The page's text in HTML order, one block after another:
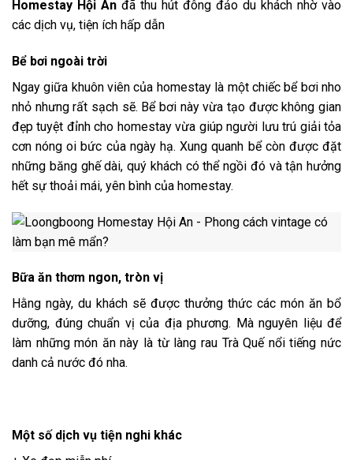
Homestay Hội An đã thu hút đông đảo du khách nhờ vào
các dịch vụ, tiện ích hấp dẫn
Bể bơi ngoài trời
Ngay giữa khuôn viên của homestay là một chiếc bể bơi nho
nhỏ nhưng rất sạch sẽ. Bể bơi này vừa tạo được không gian
đẹp tuyệt đỉnh cho homestay vừa giúp người lưu trú giải tỏa
cơn nóng oi bức của ngày hạ. Xung quanh bể còn được đặt
những băng ghế dài, quý khách có thể ngồi đó và tận hưởng
hết sự thoải mái, yên bình của homestay.
Bữa ăn thơm ngon, tròn vị
Hằng ngày, du khách sẽ được thưởng thức các món ăn bổ
dưỡng, đúng chuẩn vị của địa phương. Mà nguyên liệu để
làm những món ăn này là từ làng rau Trà Quế nổi tiếng nức
danh cả nước đó nha.
Một số dịch vụ tiện nghi khác